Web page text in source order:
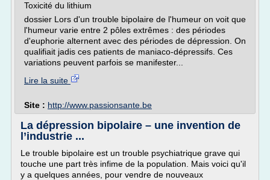
Toxicité du lithium
dossier Lors d'un trouble bipolaire de l'humeur on voit que
l'humeur varie entre 2 pôles extrêmes : des périodes
d'euphorie alternent avec des périodes de dépression. On
qualifiait jadis ces patients de maniaco-dépressifs. Ces
variations peuvent parfois se manifester...
Lire la suite
Site : http://www.passionsante.be
La dépression bipolaire – une invention de
l’industrie ...
Le trouble bipolaire est un trouble psychiatrique grave qui
touche une part très infime de la population. Mais voici qu'il
y a quelques années, pour vendre de nouveaux